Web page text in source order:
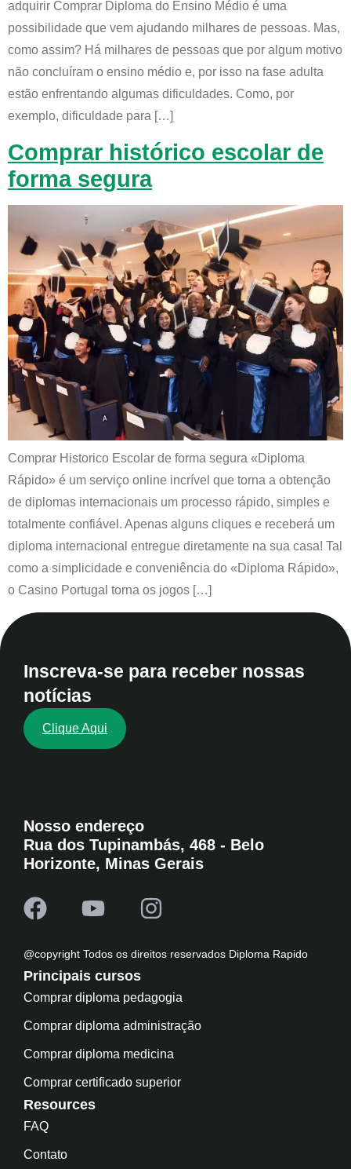
adquirir Comprar Diploma do Ensino Médio é uma
possibilidade que vem ajudando milhares de pessoas. Mas,
como assim? Há milhares de pessoas que por algum motivo
não concluíram o ensino médio e, por isso na fase adulta
estão enfrentando algumas dificuldades. Como, por
exemplo, dificuldade para […]
Comprar histórico escolar de
forma segura
Comprar Historico Escolar de forma segura «Diploma
Rápido» é um serviço online incrível que torna a obtenção
de diplomas internacionais um processo rápido, simples e
totalmente confiável. Apenas alguns cliques e receberá um
diploma internacional entregue diretamente na sua casa! Tal
como a simplicidade e conveniência do «Diploma Rápido»,
o Casino Portugal torna os jogos […]
Inscreva-se para receber nossas
notícias
Clique Aqui
Nosso endereço
Rua dos Tupinambás, 468 - Belo
Horizonte, Minas Gerais
@copyright Todos os direitos reservados Diploma Rapido
Principais cursos
Comprar diploma pedagogia
Comprar diploma administração
Comprar diploma medicina
Comprar certificado superior
Resources
FAQ
Contato